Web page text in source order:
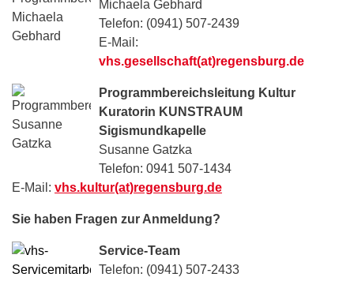
Michaela Gebhard
Telefon: (0941) 507-2439
E-Mail:
vhs.gesellschaft(at)regensburg.de
Programmbereichsleitung Kultur
Kuratorin KUNSTRAUM
Sigismundkapelle
Susanne Gatzka
Telefon: 0941 507-1434
E-Mail: vhs.kultur(at)regensburg.de
Sie haben Fragen zur Anmeldung?
Service-Team
Telefon: (0941) 507-2433